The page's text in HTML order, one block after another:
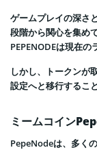
ゲームプレイの深さ
段階から関心を集め
PEPENODEは現在の
しかし、トークンが
設定へと移行するこ
ミームコイン
PepeNodeは、多く